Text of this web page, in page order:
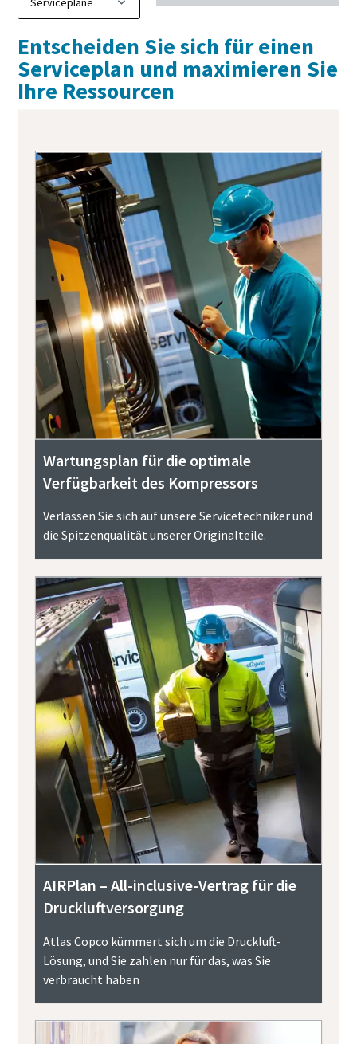
Entscheiden Sie sich für einen
Serviceplan und maximieren Sie
Ihre Ressourcen
Wartungsplan für die optimale
Verfügbarkeit des Kompressors
Verlassen Sie sich auf unsere Servicetechniker und
die Spitzenqualität unserer Originalteile.
AIRPlan – All-inclusive-Vertrag für die
Druckluftversorgung
Atlas Copco kümmert sich um die Druckluft-
Lösung, und Sie zahlen nur für das, was Sie
verbraucht haben